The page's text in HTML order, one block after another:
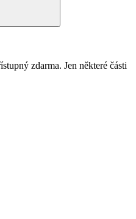
zdarma. Jen některé části